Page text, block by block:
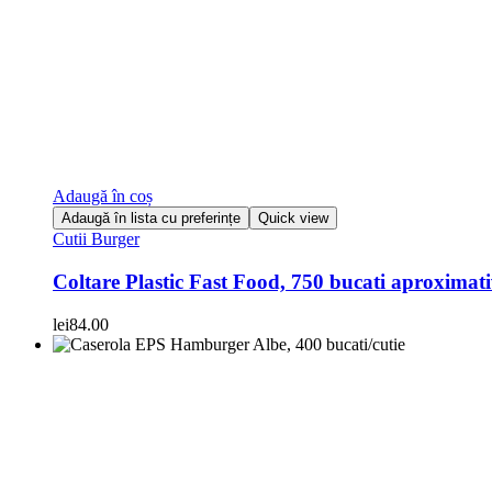
Adaugă în coș
Adaugă în lista cu preferințe Quick view
Cutii Burger
Coltare Plastic Fast Food, 750 bucati
lei84.00